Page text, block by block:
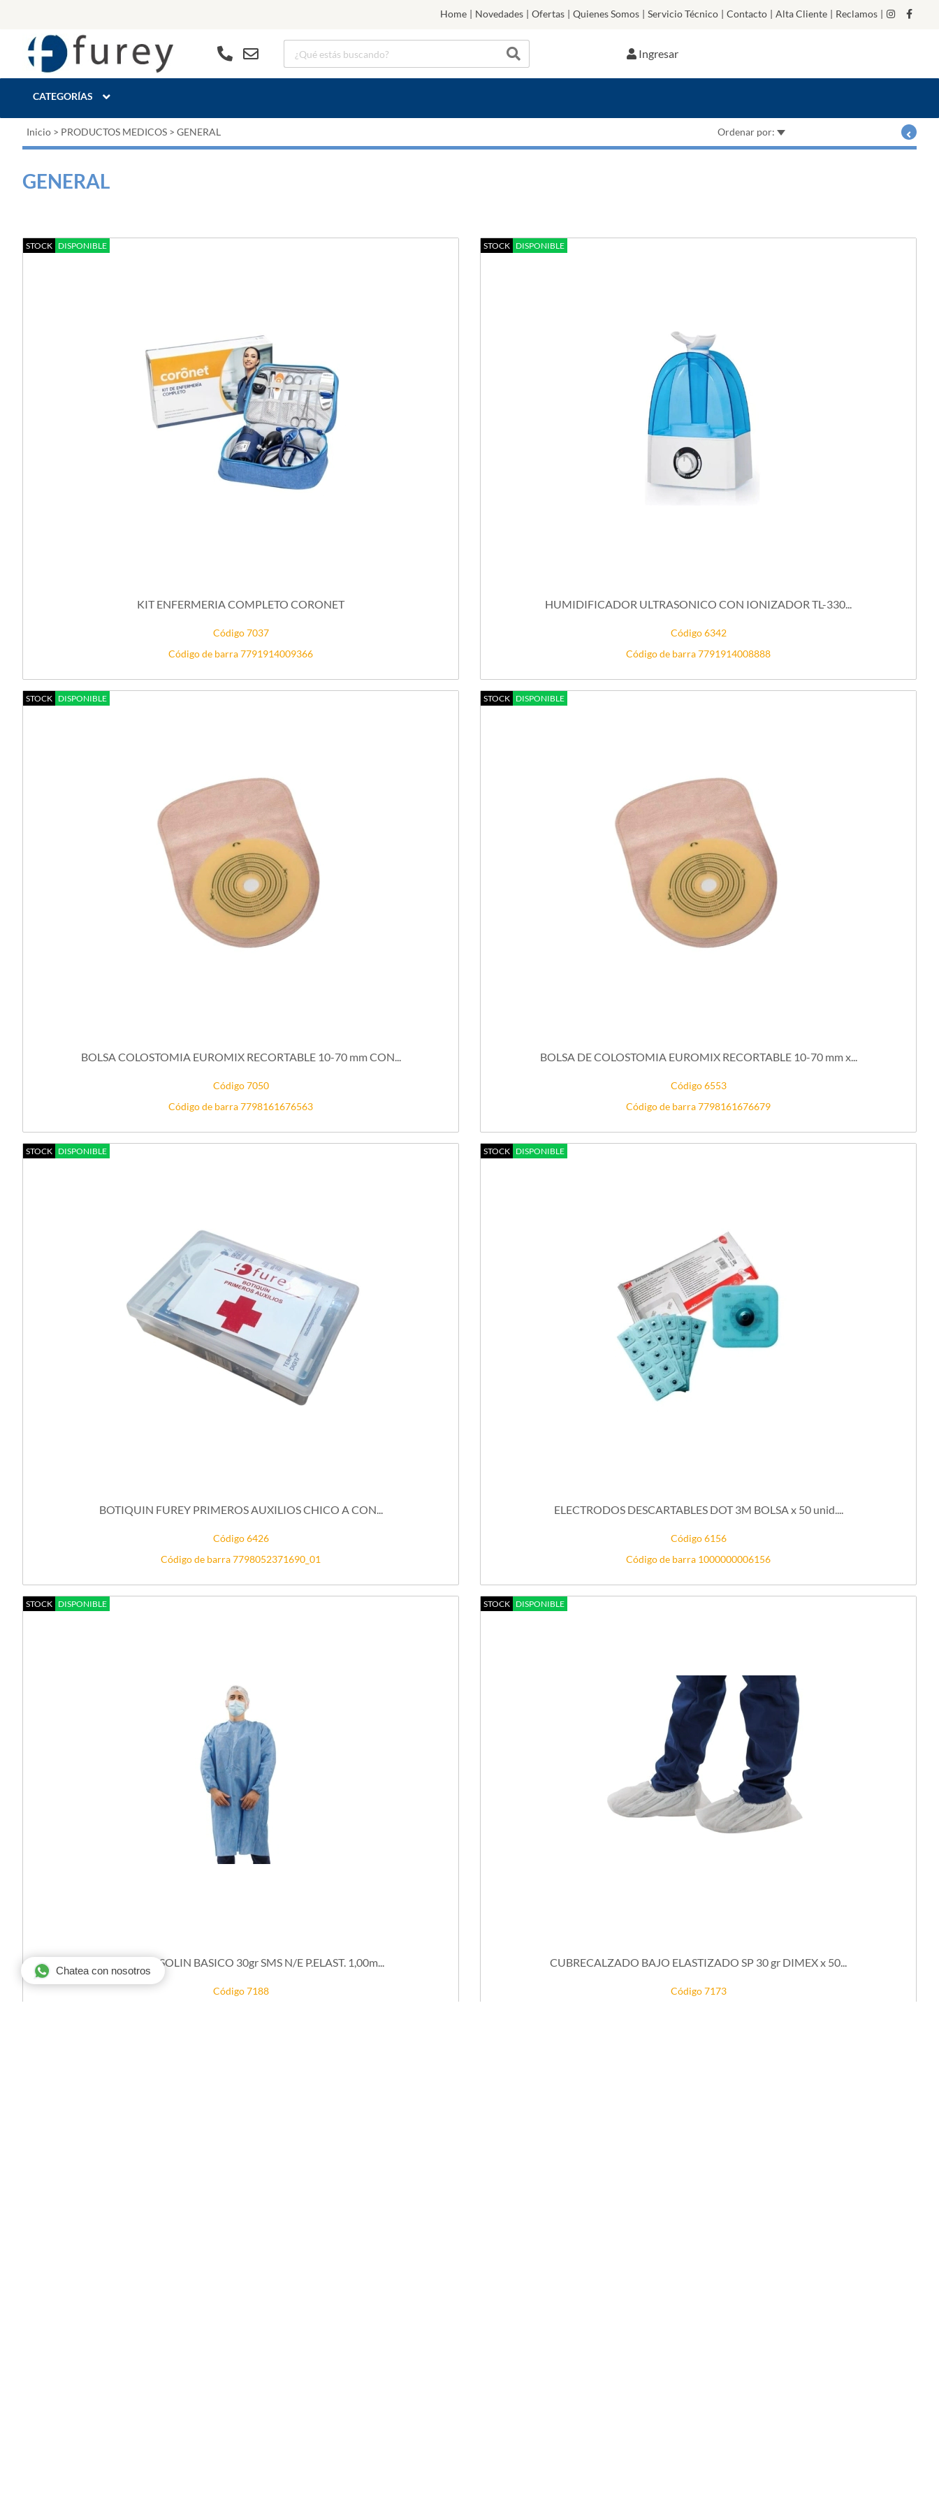
Home | Novedades | Ofertas | Quienes Somos | Servicio Técnico | Contacto | Alta Cliente | Reclamos |
Ingresar
CATEGORÍAS
Inicio > PRODUCTOS MEDICOS > GENERAL Ordenar por:
GENERAL
STOCK DISPONIBLE
KIT ENFERMERIA COMPLETO CORONET
Código 7037
Código de barra 7791914009366
STOCK DISPONIBLE
HUMIDIFICADOR ULTRASONICO CON IONIZADOR TL-330...
Código 6342
Código de barra 7791914008888
STOCK DISPONIBLE
BOLSA COLOSTOMIA EUROMIX RECORTABLE 10-70 mm CON...
Código 7050
Código de barra 7798161676563
STOCK DISPONIBLE
BOLSA DE COLOSTOMIA EUROMIX RECORTABLE 10-70 mm x...
Código 6553
Código de barra 7798161676679
STOCK DISPONIBLE
BOTIQUIN FUREY PRIMEROS AUXILIOS CHICO A CON...
Código 6426
Código de barra 7798052371690_01
STOCK DISPONIBLE
ELECTRODOS DESCARTABLES DOT 3M BOLSA x 50 unid....
Código 6156
Código de barra 1000000006156
STOCK DISPONIBLE
ROPA CAMISOLIN BASICO 30gr SMS N/E P.ELAST. 1,00m...
Código 7188
STOCK DISPONIBLE
CUBRECALZADO BAJO ELASTIZADO SP 30 gr DIMEX x 50...
Código 7173
Chatea con nosotros